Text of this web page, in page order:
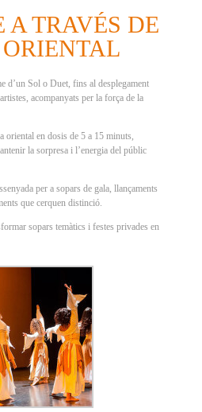
A TRAVÉS DE
d’un Sol o Duet, fins al desplegament
acompanyats per la força de la
oriental en dosis de 5 a 15 minuts,
la sorpresa i l’energia del públic
per a sopars de gala, llançaments
que cerquen distinció.
sopars temàtics i festes privades en